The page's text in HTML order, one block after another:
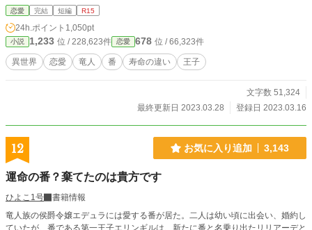
はないというお墨付きを貰えて、ようやく新獣人国の娘たちは成人と認められ、
結婚をすることができるのだ。 過去、国の為に人間との政略結婚を強いられ
てきた王族は番感知能力が弱いため、この制度が取り入れられた。 しかし、
他種族国家である新獣人国。５００年を生きると言われる竜人の国王を始めとし
て、種族によって寿命も違うし体の成長には個人差がある。成長が遅く、判別が
つかない者は特例として翌年の判別に再び回される。それが、キープの者達だ。
がいた。 先祖返りの竜人であるリベルタ・アシュランス伯爵令嬢。 新獣人
国の成人年齢は１６歳。既に２５歳を過ぎているのに、リベルタはいわゆるキー
恋愛 完結 短編 R15
24h.ポイント 1,050pt
小説 1,233 位 / 228,623件 恋愛 678 位 / 66,323件
異世界 恋愛 竜人 番 寿命の違い 王子
文字数 51,324
最終更新日 2023.03.28
登録日 2023.03.16
12 お気に入り追加 3,143
運命の番？棄てたのは貴方です
ひよこ1号
書籍情報
竜人族の侯爵令嬢エデュラには愛する番が居た。二人は幼い頃に出会い、婚約し
ていたが、番である第一王子エリンギルは、新たに番と名乗り出たリリアーデと